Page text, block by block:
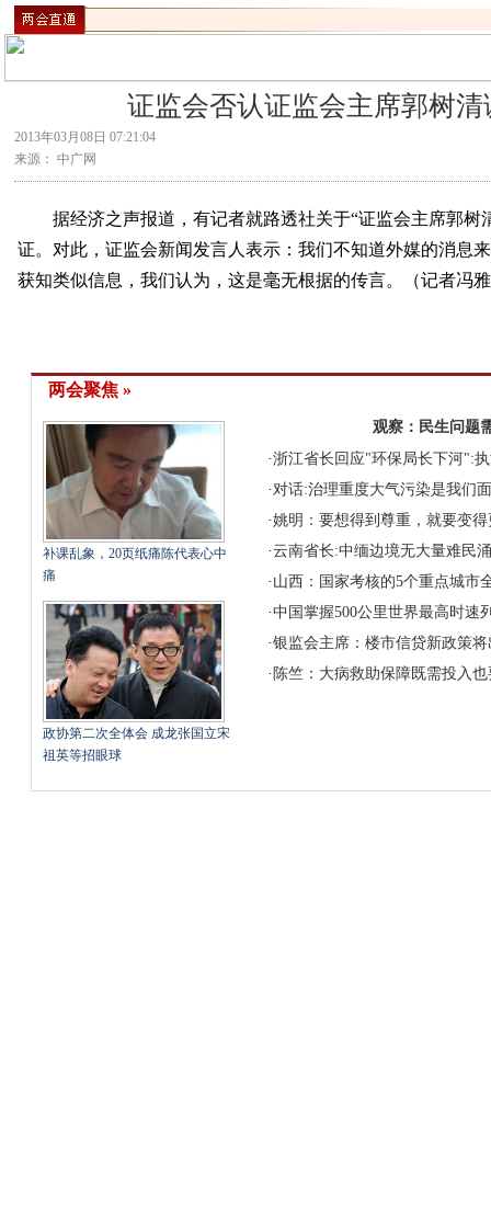
证监会否认证监会主席郭树
2013年03月08日 07:21:04
来源： 中广网
据经济之声报道，有记者就路透社关于“证监会主席郭树
证。对此，证监会新闻发言人表示：我们不知道外媒的消息
获知类似信息，我们认为，这是毫无根据的传言。（记者冯
两会聚焦 »
补课乱象，20页纸痛陈代表心中
痛
政协第二次全体会 成龙张国立宋
祖英等招眼球
观察：民生问题
·浙江省长回应"环保局长下河":
·对话:治理重度大气污染是我们
·姚明：要想得到尊重，就要变得
·云南省长:中缅边境无大量难民
· 山西：国家考核的5个重点城市
·中国掌握500公里世界最高时速
·银监会主席：楼市信贷新政策将
· 陈竺：大病救助保障既需投入